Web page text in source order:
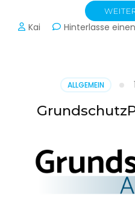
Kai Hinterlasse
ALLGEMEIN